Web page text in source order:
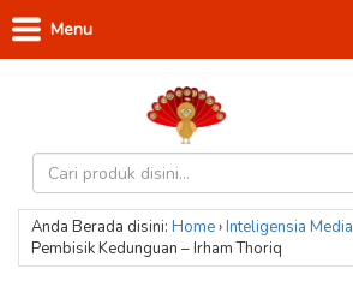
Menu
Anda Berada disini: Home›Inteligensia Media
Pembisik Kedunguan – Irham Thoriq